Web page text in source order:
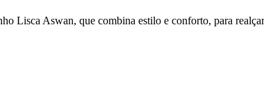
Lisca Aswan, que combina estilo e conforto, para